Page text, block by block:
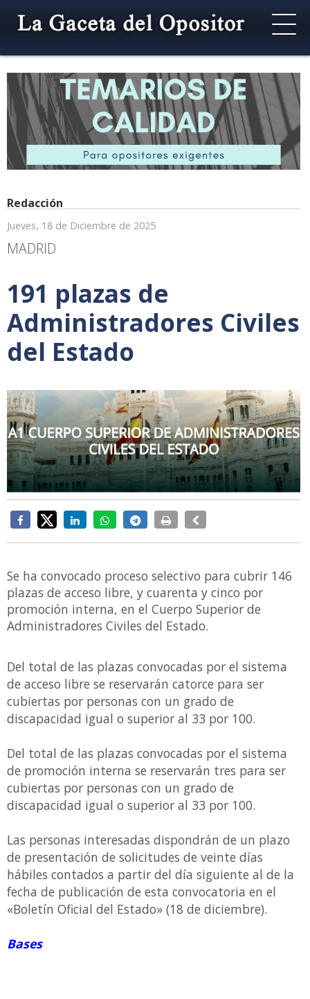
Redacción
Jueves, 18 de Diciembre de 2025
MADRID
191 plazas de
Administradores Civiles
del Estado
Se ha convocado proceso selectivo para cubrir 146
plazas de acceso libre, y cuarenta y cinco por
promoción interna, en el Cuerpo Superior de
Administradores Civiles del Estado.
Del total de las plazas convocadas por el sistema
de acceso libre se reservarán catorce para ser
cubiertas por personas con un grado de
discapacidad igual o superior al 33 por 100.
Del total de las plazas convocadas por el sistema
de promoción interna se reservarán tres para ser
cubiertas por personas con un grado de
discapacidad igual o superior al 33 por 100.
Las personas interesadas dispondrán de un plazo
de presentación de solicitudes de veinte días
hábiles contados a partir del día siguiente al de la
fecha de publicación de esta convocatoria en el
«Boletín Oficial del Estado» (18 de diciembre).
Bases